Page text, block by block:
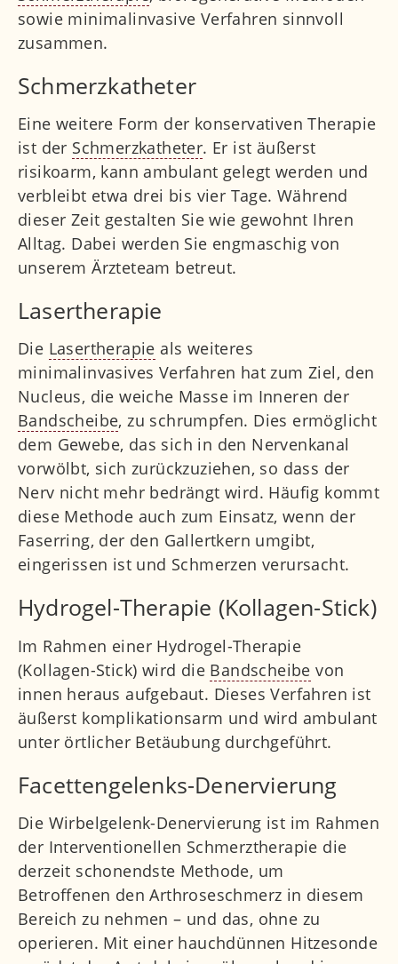
sowie minimalinvasive Verfahren sinnvoll
zusammen.
Schmerzkatheter
Eine weitere Form der konservativen Therapie
ist der Schmerzkatheter. Er ist äußerst
risikoarm, kann ambulant gelegt werden und
verbleibt etwa drei bis vier Tage. Während
dieser Zeit gestalten Sie wie gewohnt Ihren
Alltag. Dabei werden Sie engmaschig von
unserem Ärzteteam betreut.
Lasertherapie
Die Lasertherapie als weiteres
minimalinvasives Verfahren hat zum Ziel, den
Nucleus, die weiche Masse im Inneren der
Bandscheibe, zu schrumpfen. Dies ermöglicht
dem Gewebe, das sich in den Nervenkanal
vorwölbt, sich zurückzuziehen, so dass der
Nerv nicht mehr bedrängt wird. Häufig kommt
diese Methode auch zum Einsatz, wenn der
Faserring, der den Gallertkern umgibt,
eingerissen ist und Schmerzen verursacht.
Hydrogel-Therapie (Kollagen-Stick)
Im Rahmen einer Hydrogel-Therapie
(Kollagen-Stick) wird die Bandscheibe von
innen heraus aufgebaut. Dieses Verfahren ist
äußerst komplikationsarm und wird ambulant
unter örtlicher Betäubung durchgeführt.
Facettengelenks-Denervierung
Die Wirbelgelenk-Denervierung ist im Rahmen
der Interventionellen Schmerztherapie die
derzeit schonendste Methode, um
Betroffenen den Arthroseschmerz in diesem
Bereich zu nehmen – und das, ohne zu
operieren. Mit einer hauchdünnen Hitzesonde